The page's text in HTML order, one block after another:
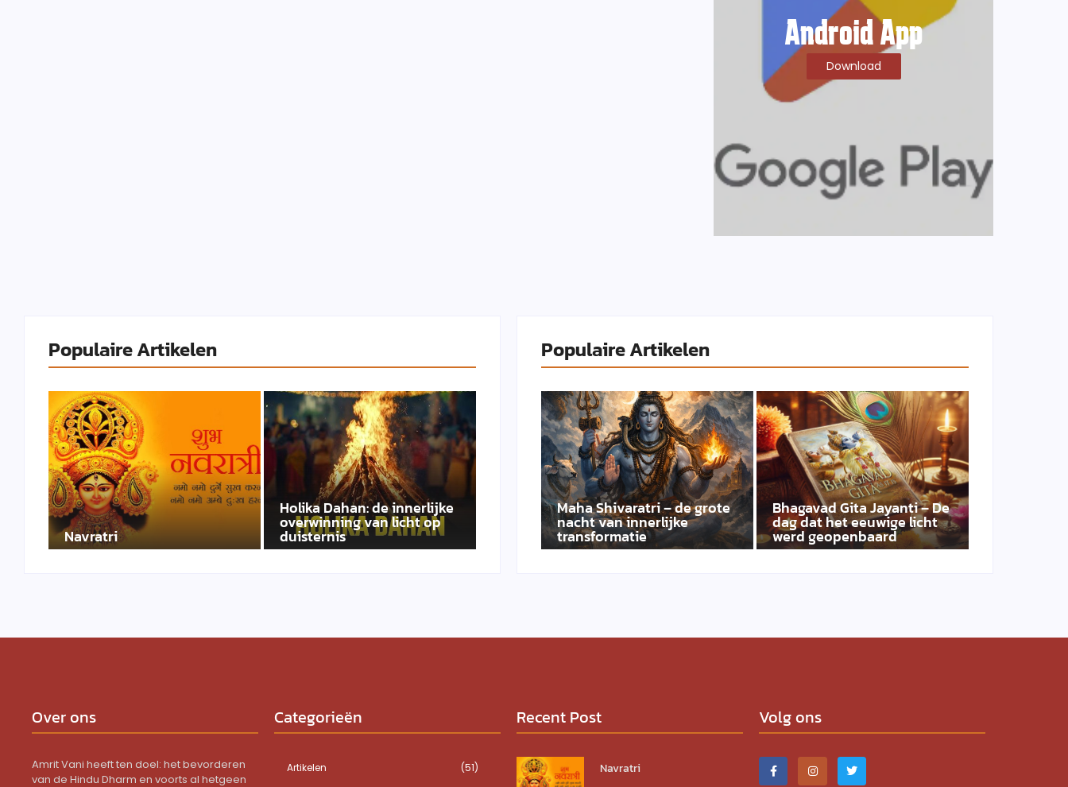
Android App
Download
Populaire Artikelen
Navratri
Holika Dahan: de innerlijke
overwinning van licht op
duisternis
Populaire Artikelen
Maha Shivaratri – de grote
nacht van innerlijke
transformatie
Bhagavad Gita Jayanti – De
dag dat het eeuwige licht
werd geopenbaard
Over ons
Amrit Vani heeft ten doel: het bevorderen
van de Hindu Dharm en voorts al hetgeen
Categorieën
Artikelen (51)
Recent Post
Navratri
Volg ons